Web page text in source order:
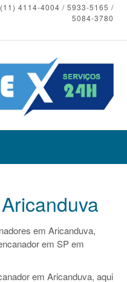
(11) 4114-4004 / 5933-5165 /
5084-3780
em Aricanduva‎,
em SP em
em Aricanduva‎, aqui